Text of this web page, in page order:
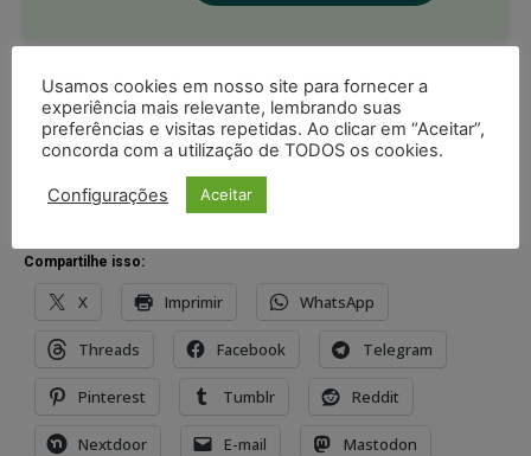
Acompanhe o Juristas no Google News
receba as principais notícias jurídicas do Brasil
Seguir no Google
Compartilhe isso:
X Imprimir WhatsApp
Threads Facebook Telegram
Pinterest Tumblr Reddit
Nextdoor E-mail Mastodon
Usamos cookies em nosso site para fornecer a
experiência mais relevante, lembrando suas
preferências e visitas repetidas. Ao clicar em “Aceitar”,
concorda com a utilização de TODOS os cookies.
Configurações Aceitar